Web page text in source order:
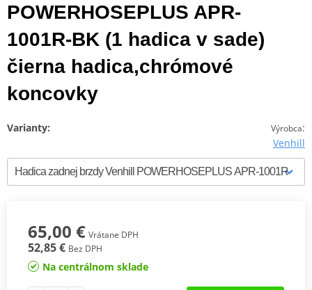
POWERHOSEPLUS APR-
1001R-BK (1 hadica v sade)
čierna hadica,chrómové
koncovky
Výrobca:
Venhill
Varianty:
65,00 € Vrátane DPH
52,85 € Bez DPH
Na centrálnom sklade